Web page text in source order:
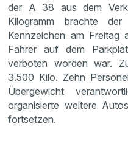
der A 38 aus dem
Kilogramm brachte
Kennzeichen am Freitag
Fahrer auf dem
verboten worden war.
3.500 Kilo. Zehn
Übergewicht
organisierte weitere
fortsetzen.